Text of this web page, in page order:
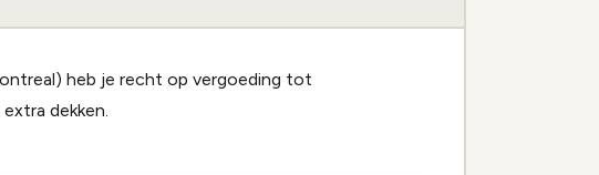
heb je recht op vergoeding tot
dekken.